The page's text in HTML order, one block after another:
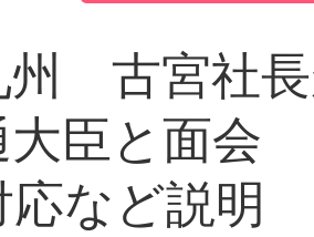
州 古宮社
大臣と面会
など説明